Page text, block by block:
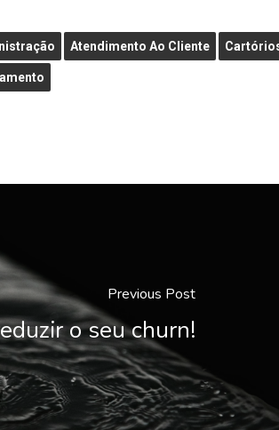
Atendimento Ao Cliente
Previous Post
o seu churn!